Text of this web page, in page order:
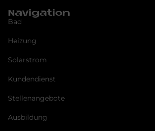
Navigation
Bad
Heizung
Solarstrom
Kundendienst
Stellenangebote
Ausbildung